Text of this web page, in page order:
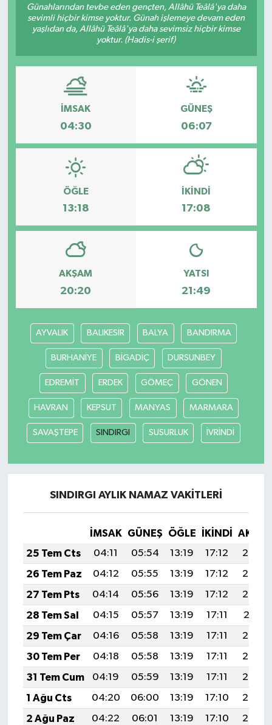
Günahlarından tevbe eden gençten, Allâhü Teâlâ'ya daha
sevimli hiçbir kimse yoktur. Günah işlemeye devam eden
yaşlıdan da, Allâhü Teâlâ'ya daha sevimsiz hiçbir kimse
yoktur. (Hadis-i şerif)
İMSAK
04:30
GÜNEŞ
06:07
ÖĞLE
13:18
İKINDI
17:08
AKŞAM
20:20
YATSI
21:49
AYVALIK BALIKESİR BALYA BANDIRMA
BURHANİYE BİGADİÇ DURSUNBEY
EDREMİT ERDEK GÖMEÇ GÖNEN
HAVRAN KEPSUT MANYAS MARMARA
SAVAŞTEPE SINDIRGI SUSURLUK İVRİNDİ
SINDIRGI AYLIK NAMAZ VAKITLERI
İMSAK GÜNEŞ ÖĞLE İKINDI
25 Tem Cts
04:11 05:54 13:19 17:12
20:34
26 Tem Paz
04:12 05:55 13:19 17:12
20:33
27 Tem Pts
04:14 05:56 13:19 17:12
20:32
28 Tem Sal
04:15 05:57 13:19 17:11
20:31
29 Tem Çar
04:16 05:58 13:19 17:11
20:30
30 Tem Per
04:18 05:58 13:19 17:11
20:29
31 Tem Cum
04:19 05:59 13:19 17:11
20:28
1 Ağu Cts
04:20 06:00 13:19 17:10
20:27
2 Ağu Paz
04:22 06:01 13:19 17:10
20:26
Gündem
Kültür Sanat
Magazin
Otomobil
Politika
Sağlık
Spor
Tarım ve Ekonomi
Teknoloji
Ulusal